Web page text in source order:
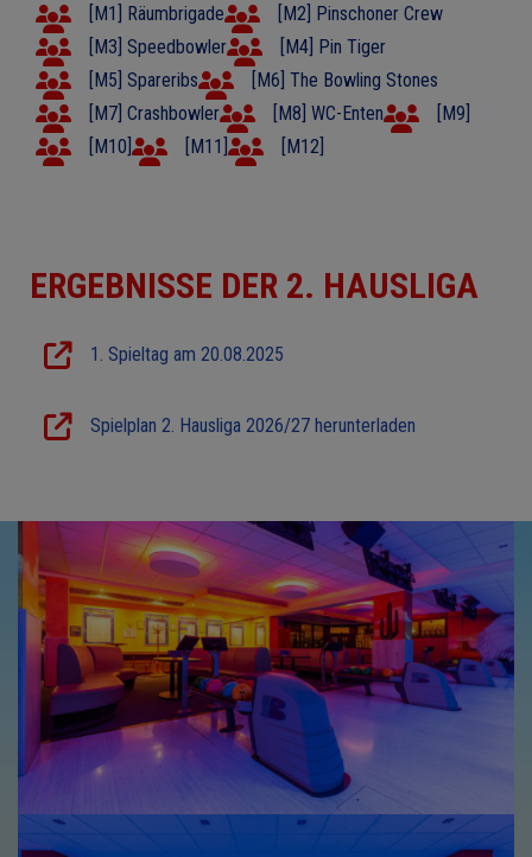
[M1] Räumbrigade
[M2] Pinschoner Crew
[M3] Speedbowler
[M4] Pin Tiger
[M5] Spareribs
[M6] The Bowling Stones
[M7] Crashbowler
[M8] WC-Enten
[M9]
[M10]
[M11] [M12]
ERGEBNISSE DER 2. HAUSLIGA
1. Spieltag am 20.08.2025
Spielplan 2. Hausliga 2026/27 herunterladen